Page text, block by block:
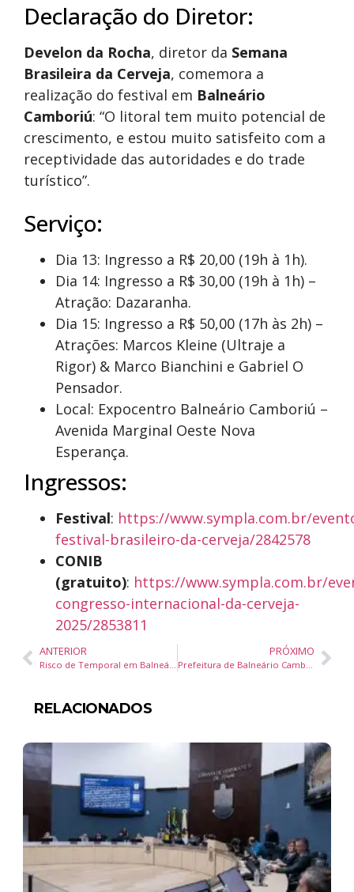
Declaração do Diretor:
Develon da Rocha, diretor da Semana
Brasileira da Cerveja, comemora a
realização do festival em Balneário
Camboriú: “O litoral tem muito potencial de
crescimento, e estou muito satisfeito com a
receptividade das autoridades e do trade
turístico”.
Serviço:
Dia 13: Ingresso a R$ 20,00 (19h à 1h).
Dia 14: Ingresso a R$ 30,00 (19h à 1h) –
Atração: Dazaranha.
Dia 15: Ingresso a R$ 50,00 (17h às 2h) –
Atrações: Marcos Kleine (Ultraje a
Rigor) & Marco Bianchini e Gabriel O
Pensador.
Local: Expocentro Balneário Camboriú –
Avenida Marginal Oeste Nova
Esperança.
Ingressos:
Festival: https://www.sympla.com.br/
festival-brasileiro-da-cerveja/2842578
CONIB
(gratuito): https://www.sympla.com.br/
congresso-internacional-da-cerveja-
2025/2853811
ANTERIOR
Risco de Temporal em Balneário Camboriú: Previsão Indica Chuva Forte, Rajadas de Vento e Granizo
PRÓXIMO
Prefeitura de Balneário Camboriú Agiliza Liberação de Alvarás com Força-Tarefa e Novo Sistema
RELACIONADOS